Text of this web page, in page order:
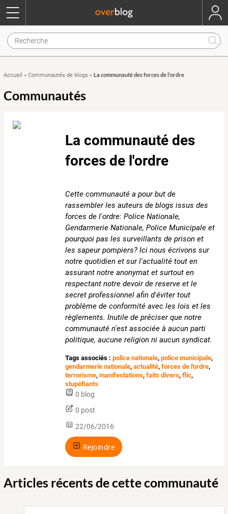
Accueil » Communautés de blogs » La communauté des forces de l'ordre
Communautés
La communauté des
forces de l'ordre
Cette communauté a pour but de
rassembler les auteurs de blogs issus des
forces de l'ordre: Police Nationale,
Gendarmerie Nationale, Police Municipale et
pourquoi pas les surveillants de prison et
les sapeur pompiers? Ici nous écrivons sur
notre quotidien et sur l'actualité tout en
assurant notre anonymat et surtout en
respectant notre devoir de reserve et le
secret professionnel afin d'éviter tout
problème de conformité avec les lois et les
règlements. Inutile de préciser que notre
communauté n'est associée à aucun parti
politique, aucune religion ni aucun syndicat.
Tags associés : police nationale,police municipale,
gendarmerie nationale,actualité,forces de l'ordre,
terrorisme,manifestations,faits divers,flic,
stupéfiants
0 blog
0 post
22/06/2016
Rejoindre
Articles récents de cette communauté